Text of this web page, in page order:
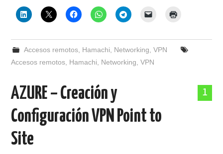
Accesos remotos, Hamachi Networking VPN
Accesos remotos Hamachi Networking ,VPN
1
AZURE – Creación y
Configuración VPN Point to
Site